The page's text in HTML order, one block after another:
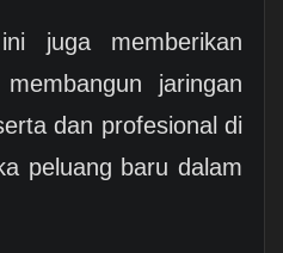
juga memberikan
jaringan
dan profesional di
peluang baru dalam